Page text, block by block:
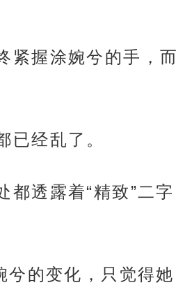
握涂婉兮的手，
经乱了。
透露着“精致”二
的变化，只觉得